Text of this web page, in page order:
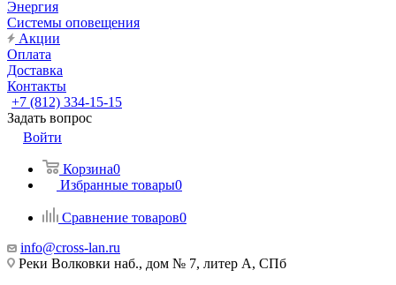
Энергия
Системы оповещения
Акции
Оплата
Доставка
Контакты
+7 (812) 334-15-15
Задать вопрос
Войти
Корзина0
Избранные товары0
Сравнение товаров0
info@cross-lan.ru
Реки Волковки наб., дом № 7, литер А, СПб